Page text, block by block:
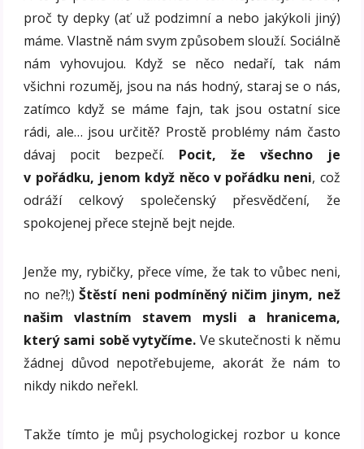
proč ty depky (ať už podzimní a nebo jakýkoli jiný)
máme. Vlastně nám svym způsobem slouží. Sociálně
nám vyhovujou. Když se něco nedaří, tak nám
všichni rozuměj, jsou na nás hodný, staraj se o nás,
zatímco když se máme fajn, tak jsou ostatní sice
rádi, ale… jsou určitě? Prostě problémy nám často
dávaj pocit bezpečí. Pocit, že všechno je
v pořádku, jenom když něco v pořádku neni, což
odráží celkový společenský přesvědčení, že
spokojenej přece stejně bejt nejde.
Jenže my, rybičky, přece víme, že tak to vůbec neni,
no ne?!;)Štěstí neni podmíněný ničim jinym, než
našim vlastním stavem mysli a hranicema,
který sami sobě vytyčíme. Ve skutečnosti k němu
žádnej důvod nepotřebujeme, akorát že nám to
nikdy nikdo neřekl.
Takže tímto je můj psychologickej rozbor u konce